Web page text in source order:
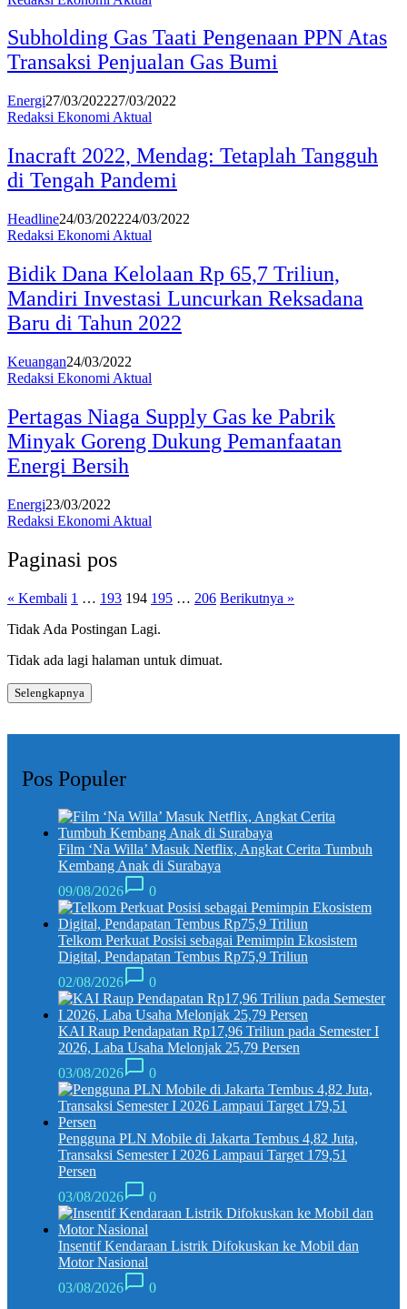
Subholding Gas Taati Pengenaan PPN Atas
Transaksi Penjualan Gas Bumi
Energi27/03/202227/03/2022
Redaksi Ekonomi Aktual
Inacraft 2022, Mendag: Tetaplah Tangguh
di Tengah Pandemi
Headline24/03/202224/03/2022
Redaksi Ekonomi Aktual
Bidik Dana Kelolaan Rp 65,7 Triliun,
Mandiri Investasi Luncurkan Reksadana
Baru di Tahun 2022
Keuangan24/03/2022
Redaksi Ekonomi Aktual
Pertagas Niaga Supply Gas ke Pabrik
Minyak Goreng Dukung Pemanfaatan
Energi Bersih
Energi23/03/2022
Redaksi Ekonomi Aktual
Paginasi pos
« Kembali 1 … 193 194 195 … 206 Berikutnya »
Tidak Ada Postingan Lagi.
Tidak ada lagi halaman untuk dimuat.
Selengkapnya
Pos Populer
Film ‘Na Willa’ Masuk Netflix, Angkat Cerita Tumbuh
Kembang Anak di Surabaya
09/08/2026
0
Telkom Perkuat Posisi sebagai Pemimpin Ekosistem
Digital, Pendapatan Tembus Rp75,9 Triliun
02/08/2026
0
KAI Raup Pendapatan Rp17,96 Triliun pada Semester I
2026, Laba Usaha Melonjak 25,79 Persen
03/08/2026
0
Pengguna PLN Mobile di Jakarta Tembus 4,82 Juta,
Transaksi Semester I 2026 Lampaui Target 179,51
Persen
03/08/2026
0
Insentif Kendaraan Listrik Difokuskan ke Mobil dan
Motor Nasional
03/08/2026
0